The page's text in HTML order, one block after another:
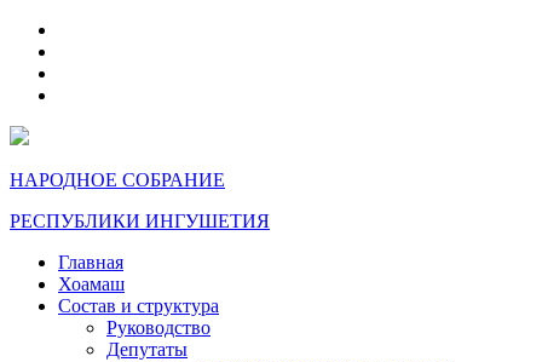
НАРОДНОЕ СОБРАНИЕ
РЕСПУБЛИКИ ИНГУШЕТИЯ
Главная
Хоамаш
Состав и структура
Руководство
Депутаты